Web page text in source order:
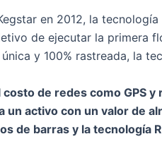
en 2012, la
de ejecutar la primera
y 100% rastreada, la
costo de redes como GPS
un activo con un valor de
de barras y la tecnología